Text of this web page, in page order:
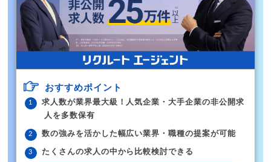
おすすめポイント
求人数が業界最大級！人気企業・大手企業の非公開求
人を多数保有
数の強みを活かした幅広い業界・職種の提案が可能
たくさんの求人の中から比較検討できる